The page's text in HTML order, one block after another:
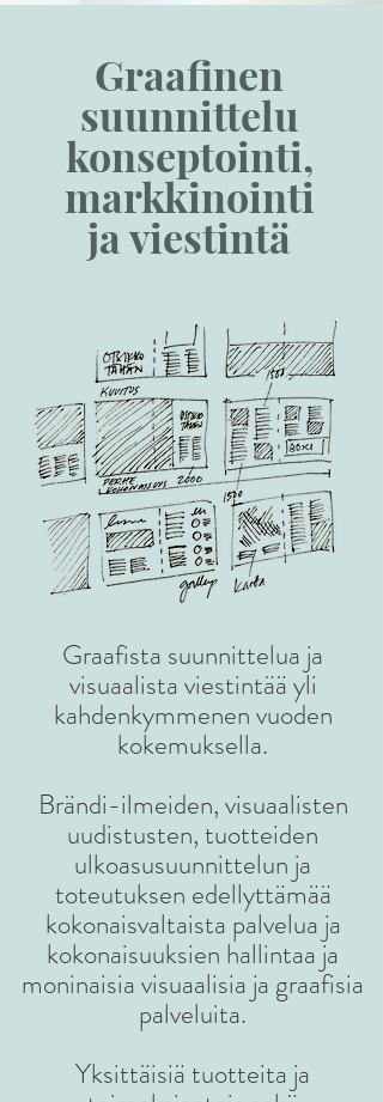
Graafinen
suunnittelu
konseptointi,
markkinointi
ja viestintä
Graafista suunnittelua ja
visuaalista viestintää yli
kahdenkymmenen vuoden
kokemuksella.
Brändi-ilmeiden, visuaalisten
uudistusten, tuotteiden
ulkoasusuunnittelun ja
toteutuksen edellyttämää
kokonaisvaltaista palvelua ja
kokonaisuuksien hallintaa ja
moninaisia visuaalisia ja graafisia
palveluita.
Yksittäisiä tuotteita ja